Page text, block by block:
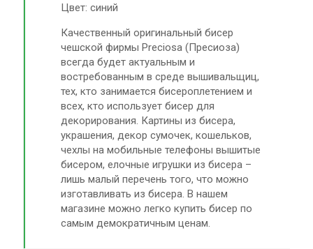
Цвет: синий
Качественный оригинальный бисер
чешской фирмы Preciosa (Пресиоза)
всегда будет актуальным и
востребованным в среде вышивальщиц,
тех, кто занимается бисероплетением и
всех, кто использует бисер для
декорирования. Картины из бисера,
украшения, декор сумочек, кошельков,
чехлы на мобильные телефоны вышитые
бисером, елочные игрушки из бисера –
лишь малый перечень того, что можно
изготавливать из бисера. В нашем
магазине можно легко купить бисер по
самым демократичным ценам.